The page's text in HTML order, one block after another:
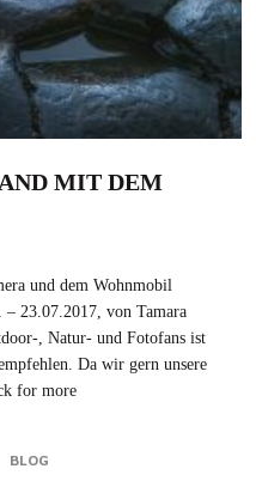
MIT DEM
und dem Wohnmobil
– 23.07.2017, von Tamara
, Natur- und Fotofans ist
Da wir gern unsere
for more
BLOG